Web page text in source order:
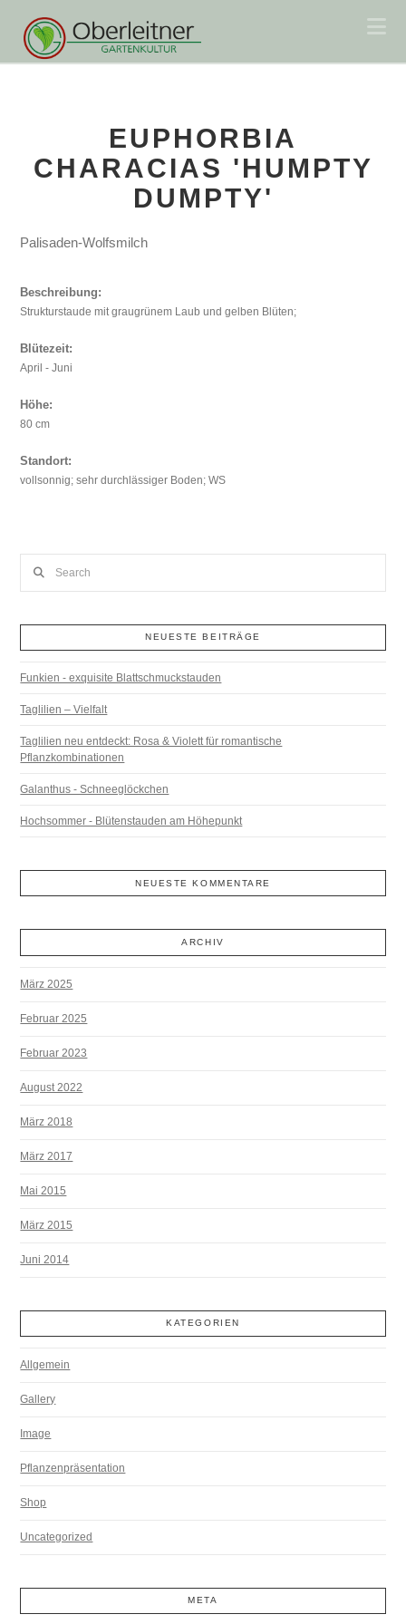
EUPHORBIA
CHARACIAS 'HUMPTY
DUMPTY'
Palisaden-Wolfsmilch
Beschreibung:
Strukturstaude mit graugrünem Laub und gelben Blüten;
Blütezeit:
April - Juni
Höhe:
80 cm
Standort:
vollsonnig; sehr durchlässiger Boden; WS
NEUESTE BEITRÄGE
Funkien - exquisite Blattschmuckstauden
Taglilien – Vielfalt
Taglilien neu entdeckt: Rosa & Violett für romantische
Pflanzkombinationen
Galanthus - Schneeglöckchen
Hochsommer - Blütenstauden am Höhepunkt
NEUESTE KOMMENTARE
ARCHIV
März 2025
Februar 2025
Februar 2023
August 2022
März 2018
März 2017
Mai 2015
März 2015
Juni 2014
KATEGORIEN
Allgemein
Gallery
Image
Pflanzenpräsentation
Shop
Uncategorized
META